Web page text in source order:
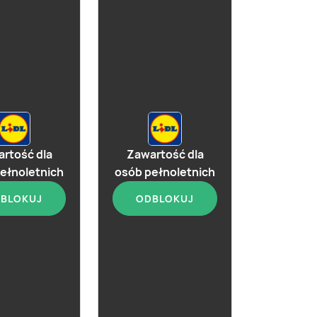
dla
Zawartość dla
osób pełnoletnich
ODBLOKUJ